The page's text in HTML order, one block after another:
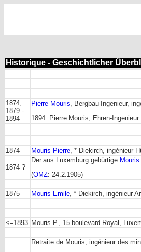
Historique - Geschichtlicher
1874,
1879 -
1894
Pierre Mouris, Bergbau-Ingenieur,
1894: Pierre Mouris, Ehren-
1874 Mouris Pierre, * Diekirch, ingénieur
1874 ?
Der aus Luxemburg gebürtige Mouris
(OMZ: 24.2.1905)
1875 Mouris Emile, * Diekirch, ingénieur
<=1893 Mouris P., 15 boulevard Royal,
Retraite de Mouris, ingénieur des